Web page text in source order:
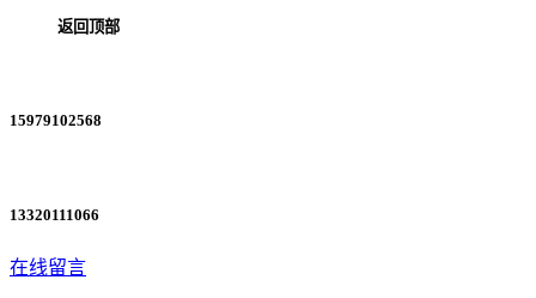
返回顶部
15979102568
13320111066
在线留言